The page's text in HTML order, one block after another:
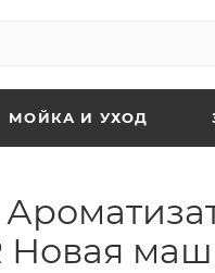
МОЙКА И УХОД
Новая